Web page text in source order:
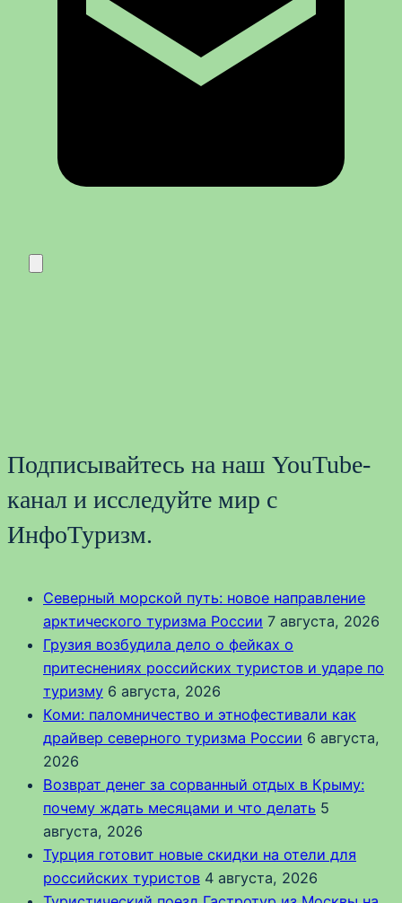
Подписывайтесь на наш YouTube-
канал и исследуйте мир с
ИнфоТуризм.
Северный морской путь: новое направление
арктического туризма России 7 августа, 2026
Грузия возбудила дело о фейках о
притеснениях российских туристов и ударе по
туризму 6 августа, 2026
Коми: паломничество и этнофестивали как
драйвер северного туризма России 6 августа,
2026
Возврат денег за сорванный отдых в Крыму:
почему ждать месяцами и что делать 5
августа, 2026
Турция готовит новые скидки на отели для
российских туристов 4 августа, 2026